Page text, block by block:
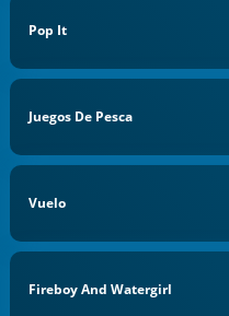
Pop It
Juegos De Pesca
Vuelo
Fireboy And Watergirl